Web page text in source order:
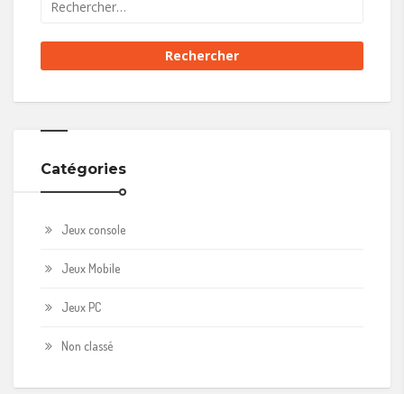
Catégories
Jeux console
Jeux Mobile
Jeux PC
Non classé